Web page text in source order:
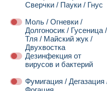
Сверчки / Пауки / Гнус
Моль / Огневки /
Долгоносик / Гусеница /
Тля / Майский жук /
Двухвостка
Дезинфекция от
вирусов и бактерий
Фумигация / Дегазация